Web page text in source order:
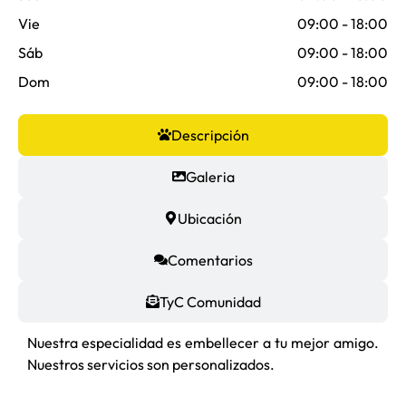
Descripción
Galeria
Ubicación
Comentarios
TyC Comunidad
Nuestra especialidad es embellecer a tu mejor amigo.
Nuestros servicios son personalizados.
Vie
09:00 - 18:00
Sáb
09:00 - 18:00
Dom
09:00 - 18:00